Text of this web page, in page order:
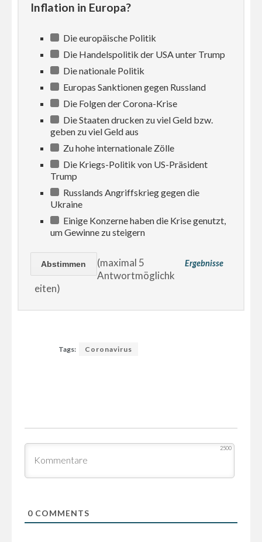
Inflation in Europa?
Die europäische Politik
Die Handelspolitik der USA unter Trump
Die nationale Politik
Europas Sanktionen gegen Russland
Die Folgen der Corona-Krise
Die Staaten drucken zu viel Geld bzw.
geben zu viel Geld aus
Zu hohe internationale Zölle
Die Kriegs-Politik von US-Präsident
Trump
Russlands Angriffskrieg gegen die
Ukraine
Einige Konzerne haben die Krise genutzt,
um Gewinne zu steigern
Ergebnisse
(maximal 5
Antwortmöglichk
eiten)
Tags: Coronavirus
2500
0COMMENTS